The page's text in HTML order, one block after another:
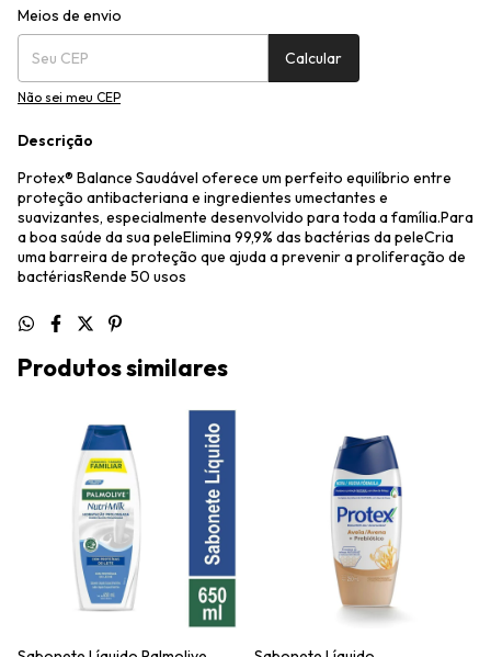
Entregas para o CEP:
Meios de envio
Calcular
Não sei meu CEP
Descrição
Protex® Balance Saudável oferece um perfeito equilíbrio entre
proteção antibacteriana e ingredientes umectantes e
suavizantes, especialmente desenvolvido para toda a família.Para
a boa saúde da sua peleElimina 99,9% das bactérias da peleCria
uma barreira de proteção que ajuda a prevenir a proliferação de
bactériasRende 50 usos
Produtos similares